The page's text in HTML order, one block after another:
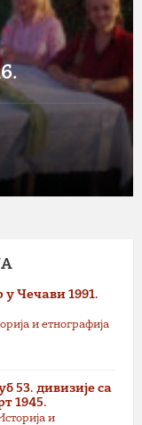
Чечави 1991.
и етнографија
53. дивизије са
1945.
и